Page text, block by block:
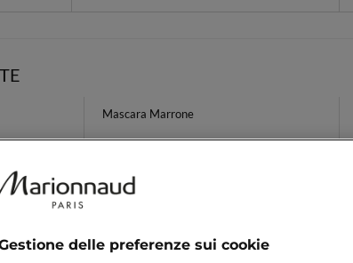
Mascara Marrone
Regalo Festa Della Mamma Patch Occhi
2026
delle preferenze sui cookie